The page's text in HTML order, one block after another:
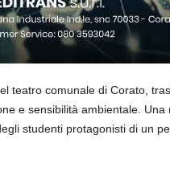
teatro comunale di Corato,
e sensibilità ambientale. Una
studenti protagonisti di un